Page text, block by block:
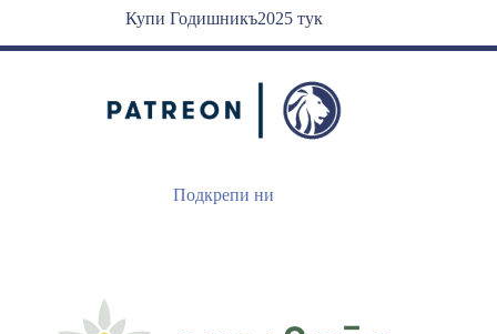
Купи Годишникъ2025 тук
Подкрепи ни